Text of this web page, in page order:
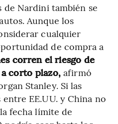
de Nardini también se
Aunque los
cualquier
de compra a
corren el riesgo de
corto plazo, afirmó
Stanley. Si las
EE.UU. y China no
fecha límite de